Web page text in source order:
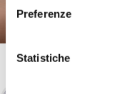
Preferenze
Statistiche